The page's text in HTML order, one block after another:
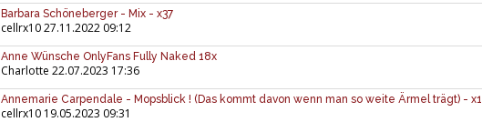
Barbara Schöneberger - Mix - x37
cellrx1027.11.2022 09:12
Anne Wünsche OnlyFans Fully Naked 18x
Charlotte 22.07.2023 17:36
Annemarie Carpendale - Mopsblick ! (Das kommt davon wenn man so weite Ärmel trägt) - x1
cellrx10 19.05.2023 09:31